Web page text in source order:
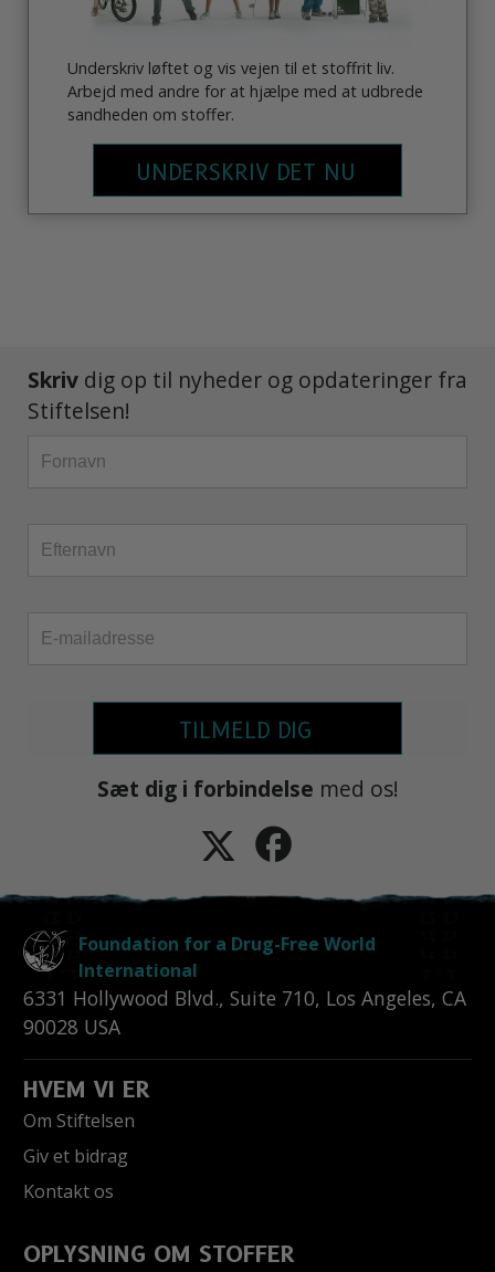
Underskriv løftet og vis vejen til et stoffrit liv.
Arbejd med andre for at hjælpe med at udbrede
sandheden om stoffer.
UNDERSKRIV DET NU
Skriv dig op til nyheder og opdateringer fra
Stiftelsen!
TILMELD DIG
Sæt dig i forbindelse med os!
Foundation for a Drug-Free World
International
6331 Hollywood Blvd., Suite 710, Los Angeles, CA
90028 USA
HVEM VI ER
Om Stiftelsen
Giv et bidrag
Kontakt os
OPLYSNING OM STOFFER